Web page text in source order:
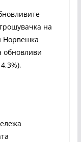
на
Норвешка
обновливи